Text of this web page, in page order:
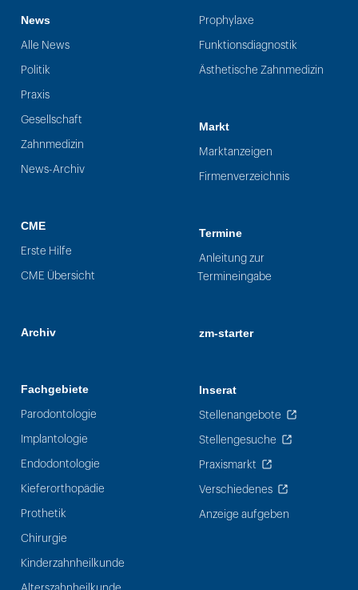
News
Alle News
Politik
Praxis
Gesellschaft
Zahnmedizin
News-Archiv
CME
Erste Hilfe
CME Übersicht
Archiv
Fachgebiete
Parodontologie
Implantologie
Endodontologie
Kieferorthopädie
Prothetik
Chirurgie
Kinderzahnheilkunde
Prophylaxe
Funktionsdiagnostik
Ästhetische Zahnmedizin
Markt
Marktanzeigen
Firmenverzeichnis
Termine
Anleitung zur
Termineingabe
zm-starter
Inserat
Stellenangebote
Stellengesuche
Praxismarkt
Verschiedenes
Anzeige aufgeben